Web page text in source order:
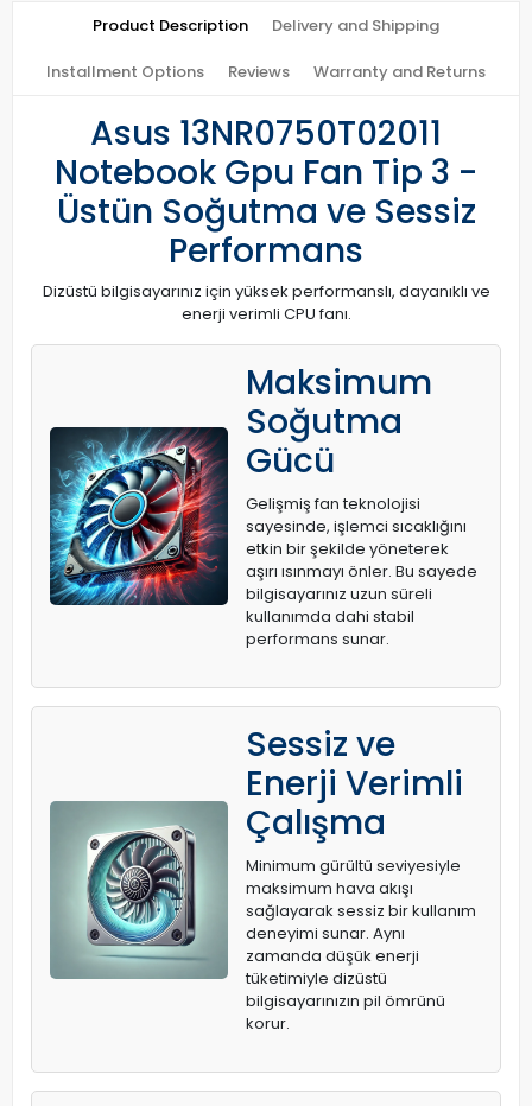
Product Description Delivery and Shipping
Installment Options Reviews Warranty and Returns
Asus 13NR0750T02011
Notebook Gpu Fan Tip 3 -
Üstün Soğutma ve Sessiz
Performans
Dizüstü bilgisayarınız için yüksek performanslı, dayanıklı ve
enerji verimli CPU fanı.
Maksimum
Soğutma
Gücü
Gelişmiş fan teknolojisi
sayesinde, işlemci sıcaklığını
etkin bir şekilde yöneterek
aşırı ısınmayı önler. Bu sayede
bilgisayarınız uzun süreli
kullanımda dahi stabil
performans sunar.
Sessiz ve
Enerji Verimli
Çalışma
Minimum gürültü seviyesiyle
maksimum hava akışı
sağlayarak sessiz bir kullanım
deneyimi sunar. Aynı
zamanda düşük enerji
tüketimiyle dizüstü
bilgisayarınızın pil ömrünü
korur.